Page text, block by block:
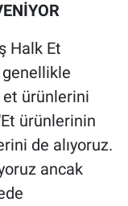
Halk Et
genellikle
et ürünlerini
ürünlerinin
de alıyoruz.
ancak